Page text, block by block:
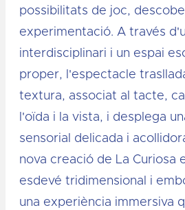
possibilitats de joc,
experimentació. A través
interdisciplinari i un espai
proper, l'espectacle
textura, associat al tacte,
l'oïda i la vista, i desplega
sensorial delicada i
nova creació de La Curiosa
esdevé tridimensional i
una experiència immersiva